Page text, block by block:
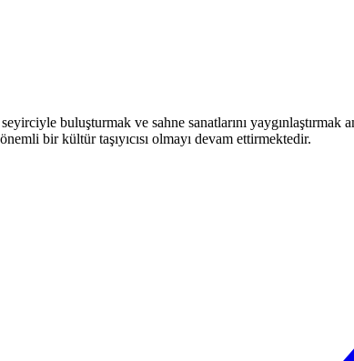
buluşturmak ve sahne sanatlarını yaygınlaştırmak
bir kültür taşıyıcısı olmayı devam ettirmektedir.